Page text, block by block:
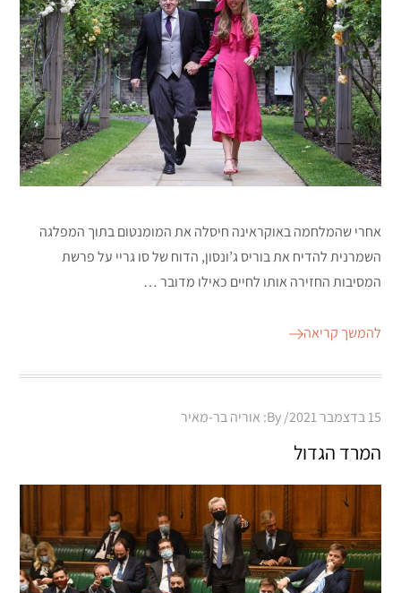
אחרי שהמלחמה באוקראינה חיסלה את המומנטום בתוך המפלגה
השמרנית להדיח את בוריס ג’ונסון, הדוח של סו גריי על פרשת
המסיבות החזירה אותו לחיים כאילו מדובר …
להמשך קריאה
Posted
15 בדצמבר 2021 By: אוריה בר-מאיר
המרד הגדול